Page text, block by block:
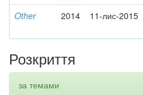
Other 2014 11-лис-2015
Розкриття
за темами